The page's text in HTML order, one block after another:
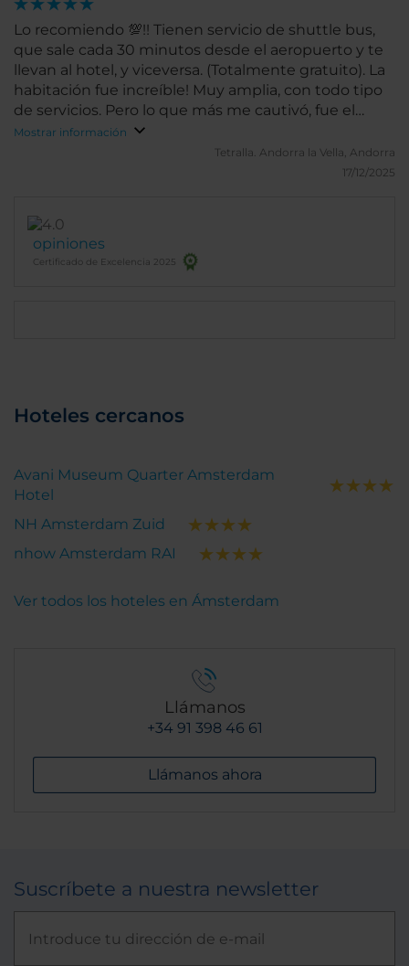
Lo recomiendo 💯!! Tienen servicio de shuttle bus,
que sale cada 30 minutos desde el aeropuerto y te
llevan al hotel, y viceversa. (Totalmente gratuito). La
habitación fue increíble! Muy amplia, con todo tipo
de servicios. Pero lo que más me cautivó, fue el
baño. Disponía de bañera y ducha 🤩🫶🏾.
Mostrar información
Tetralla. Andorra la Vella, Andorra
17/12/2025
opiniones
Certificado de Excelencia 2025
Hoteles cercanos
Avani Museum Quarter Amsterdam
Hotel
NH Amsterdam Zuid
nhow Amsterdam RAI
Ver todos los hoteles en Ámsterdam
Llámanos
+34 91 398 46 61
Llámanos ahora
Suscríbete a nuestra newsletter